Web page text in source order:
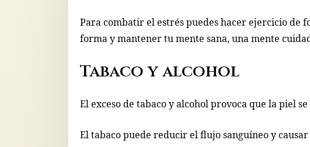
Para combatir el estrés puedes hacer ejercicio
forma y mantener tu mente sana, una mente
Tabaco y alcohol
El exceso de tabaco y alcohol provoca que la piel
El tabaco puede reducir el flujo sanguíneo y